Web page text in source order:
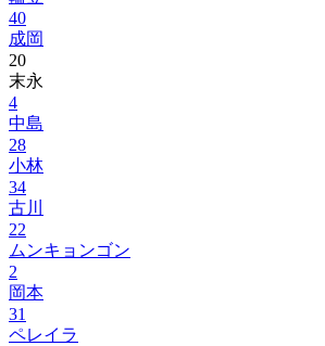
40
成岡
20
末永
4
中島
28
小林
34
古川
22
ムンキョンゴン
2
岡本
31
ペレイラ